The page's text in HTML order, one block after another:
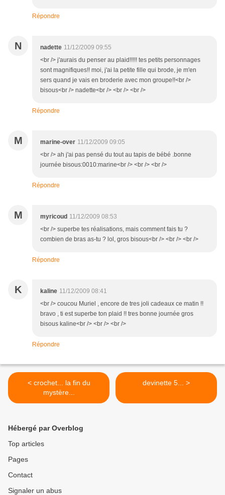
Répondre
N nadette 11/12/2009 09:55
<br /> j'aurais du penser au plaid!!!!! tes petits personnages
sont magnifiques!! moi, j'ai la petite fille qui brode, je m'en
sers quand je vais en broderie avec mon groupe!!<br />
bisous<br /> nadette<br /> <br /> <br />
Répondre
M marine-over 11/12/2009 09:05
<br /> ah j'ai pas pensé du tout au tapis de bébé .bonne
journée bisous:0010:marine<br /> <br /> <br />
Répondre
M myricoud 11/12/2009 08:53
<br /> superbe tes réalisations, mais comment fais tu ?
combien de bras as-tu ? lol, gros bisous<br /> <br /> <br />
Répondre
K kaline 11/12/2009 08:41
<br /> coucou Muriel , encore de tres joli cadeaux ce matin !!
bravo , ti est superbe ton plaid !! tres bonne journée gros
bisous kaline<br /> <br /> <br />
Répondre
< crochet... la fin du
mystère...
devinette 5... >
Hébergé par Overblog
Top articles
Pages
Contact
Signaler un abus